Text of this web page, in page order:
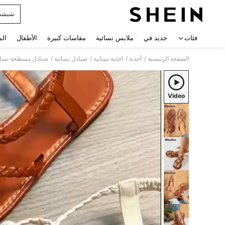
فئات جديد في ملابس نسائية مقاسات كبيرة الأطفال
الصفحة الرئيسية / أحذية / احذية نسائية / صنادل نسائية / صنادل مسطحة
Video